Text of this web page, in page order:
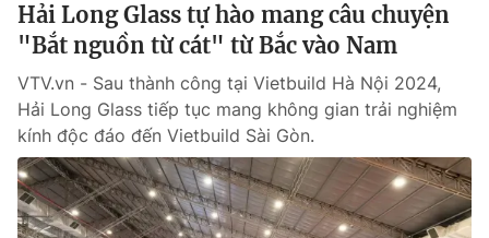
Góc doanh nghiệp
Truyền hình
Phim VTV
Hậu trường
Nhân vật
Khán giả
Giải trí
Điện ảnh
Âm nhạc
Sao
Đời sống
Du lịch
Làm đẹp
Giáo dục
Hải Long Glass tự hào mang câu chuyện
"Bắt nguồn từ cát" từ Bắc vào Nam
VTV.vn - Sau thành công tại Vietbuild Hà Nội 2024,
Hải Long Glass tiếp tục mang không gian trải nghiệm
kính độc đáo đến Vietbuild Sài Gòn.